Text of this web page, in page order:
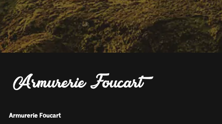
Armurerie Foucart